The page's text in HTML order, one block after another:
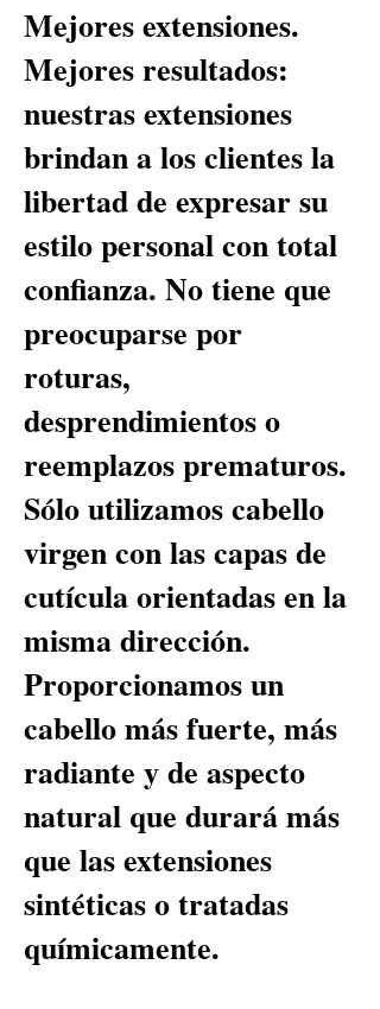
Mejores extensiones.
Mejores resultados:
nuestras extensiones
brindan a los clientes la
libertad de expresar su
estilo personal con total
confianza. No tiene que
preocuparse por
roturas,
desprendimientos o
reemplazos prematuros.
Sólo utilizamos cabello
virgen con las capas de
cutícula orientadas en la
misma dirección.
Proporcionamos un
cabello más fuerte, más
radiante y de aspecto
natural que durará más
que las extensiones
sintéticas o tratadas
químicamente.